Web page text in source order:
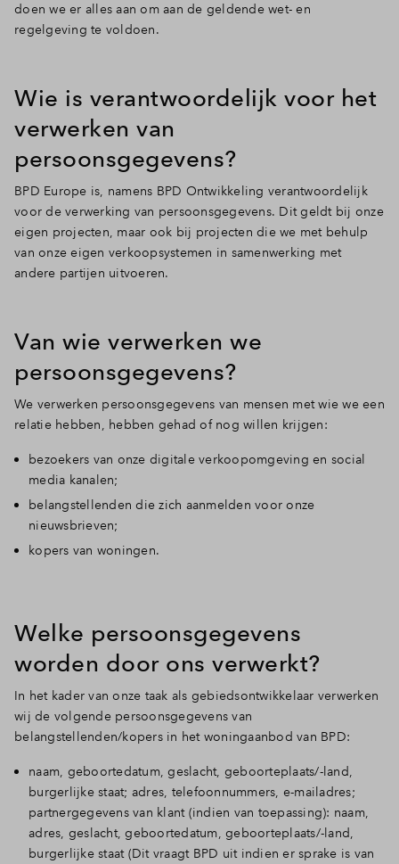
doen we er alles aan om aan de geldende wet- en
regelgeving te voldoen.
Wie is verantwoordelijk voor het
verwerken van
persoonsgegevens?
BPD Europe is, namens BPD Ontwikkeling verantwoordelijk
voor de verwerking van persoonsgegevens. Dit geldt bij onze
eigen projecten, maar ook bij projecten die we met behulp
van onze eigen verkoopsystemen in samenwerking met
andere partijen uitvoeren.
Van wie verwerken we
persoonsgegevens?
We verwerken persoonsgegevens van mensen met wie we een
relatie hebben, hebben gehad of nog willen krijgen:
bezoekers van onze digitale verkoopomgeving en social
media kanalen;
belangstellenden die zich aanmelden voor onze
nieuwsbrieven;
kopers van woningen.
Welke persoonsgegevens
worden door ons verwerkt?
In het kader van onze taak als gebiedsontwikkelaar verwerken
wij de volgende persoonsgegevens van
belangstellenden/kopers in het woningaanbod van BPD:
naam, geboortedatum, geslacht, geboorteplaats/-land,
burgerlijke staat; adres, telefoonnummers, e-mailadres;
partnergegevens van klant (indien van toepassing): naam,
adres, geslacht, geboortedatum, geboorteplaats/-land,
burgerlijke staat (Dit vraagt BPD uit indien er sprake is van